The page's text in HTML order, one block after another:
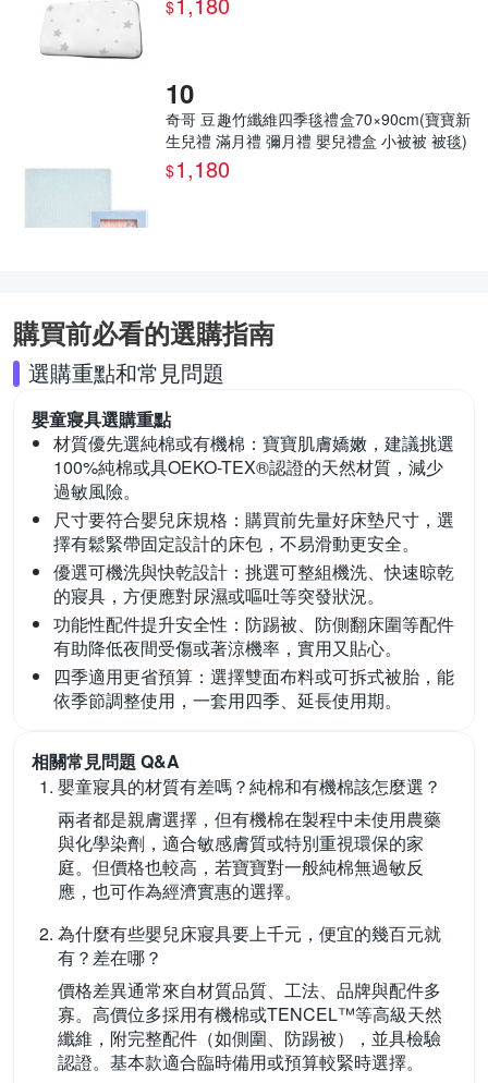
$
奇哥 豆趣竹纖維四季毯禮盒70×90cm(寶寶新
生兒禮 滿月禮 彌月禮 嬰兒禮盒 小被被 被毯)
$1,180
購買前必看的選購指南
選購重點和常見問題
嬰童寢具選購重點
材質優先選純棉或有機棉： 寶寶肌膚嬌嫩，建議挑選
100%純棉或具OEKO-TEX®認證的天然材質，減少
過敏風險。
尺寸要符合嬰兒床規格： 購買前先量好床墊尺寸，選
擇有鬆緊帶固定設計的床包，不易滑動更安全。
優選可機洗與快乾設計： 挑選可整組機洗、快速晾乾
的寢具，方便應對尿濕或嘔吐等突發狀況。
功能性配件提升安全性： 防踢被、防側翻床圍等配件
有助降低夜間受傷或著涼機率，實用又貼心。
四季適用更省預算： 選擇雙面布料或可拆式被胎，能
依季節調整使用，一套用四季、延長使用期。
相關常見問題 Q&A
嬰童寢具的材質有差嗎？純棉和有機棉該怎麼選？
兩者都是親膚選擇，但有機棉在製程中未使用農藥
與化學染劑，適合敏感膚質或特別重視環保的家
庭。但價格也較高，若寶寶對一般純棉無過敏反
應，也可作為經濟實惠的選擇。
為什麼有些嬰兒床寢具要上千元，便宜的幾百元就
有？差在哪？
價格差異通常來自材質品質、工法、品牌與配件多
寡。高價位多採用有機棉或TENCEL™等高級天然
纖維，附完整配件（如側圍、防踢被），並具檢驗
認證。基本款適合臨時備用或預算較緊時選擇。